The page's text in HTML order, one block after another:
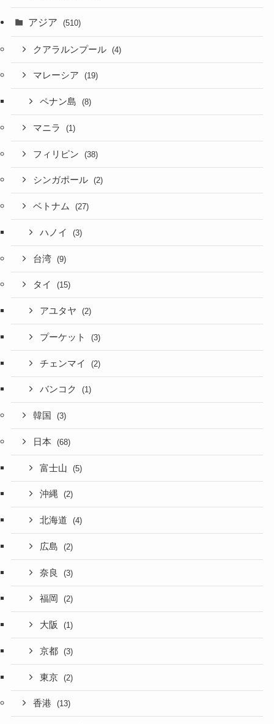
アジア (510)
クアラルンプール (4)
マレーシア (19)
ペナン島 (8)
マニラ (1)
フィリピン (38)
シンガポール (2)
ベトナム (27)
ハノイ (3)
台湾 (9)
タイ (15)
アユタヤ (2)
プーケット (3)
チェンマイ (2)
バンコク (1)
韓国 (3)
日本 (68)
富士山 (5)
沖縄 (2)
北海道 (4)
広島 (2)
奈良 (3)
福岡 (2)
大阪 (1)
京都 (3)
東京 (2)
香港 (13)